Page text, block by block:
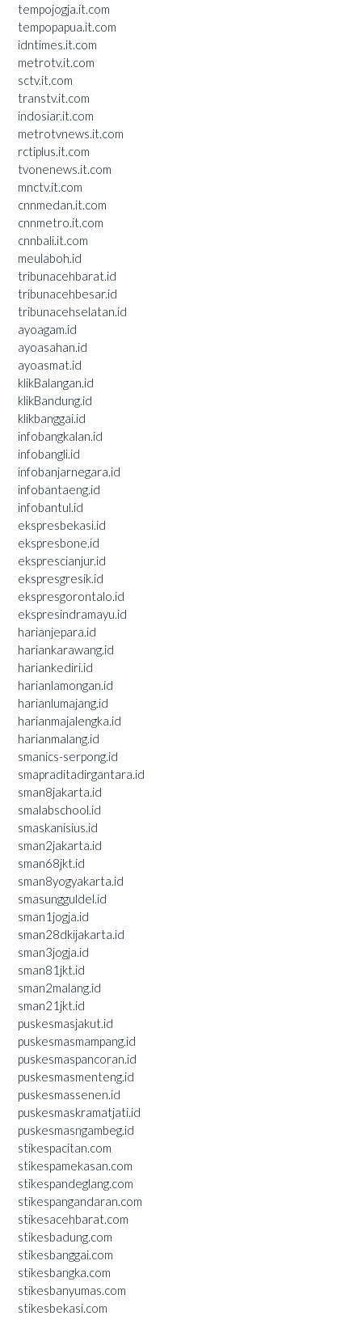
tempojogja.it.com
tempopapua.it.com
idntimes.it.com
metrotv.it.com
sctv.it.com
transtv.it.com
indosiar.it.com
metrotvnews.it.com
rctiplus.it.com
tvonenews.it.com
mnctv.it.com
cnnmedan.it.com
cnnmetro.it.com
cnnbali.it.com
meulaboh.id
tribunacehbarat.id
tribunacehbesar.id
tribunacehselatan.id
ayoagam.id
ayoasahan.id
ayoasmat.id
klikBalangan.id
klikBandung.id
klikbanggai.id
infobangkalan.id
infobangli.id
infobanjarnegara.id
infobantaeng.id
infobantul.id
ekspresbekasi.id
ekspresbone.id
eksprescianjur.id
ekspresgresik.id
ekspresgorontalo.id
ekspresindramayu.id
harianjepara.id
hariankarawang.id
hariankediri.id
harianlamongan.id
harianlumajang.id
harianmajalengka.id
harianmalang.id
smanics-serpong.id
smapraditadirgantara.id
sman8jakarta.id
smalabschool.id
smaskanisius.id
sman2jakarta.id
sman68jkt.id
sman8yogyakarta.id
smasungguldel.id
sman1jogja.id
sman28dkijakarta.id
sman3jogja.id
sman81jkt.id
sman2malang.id
sman21jkt.id
puskesmasjakut.id
puskesmasmampang.id
puskesmaspancoran.id
puskesmasmenteng.id
puskesmassenen.id
puskesmaskramatjati.id
puskesmasngambeg.id
stikespacitan.com
stikespamekasan.com
stikespandeglang.com
stikespangandaran.com
stikesacehbarat.com
stikesbadung.com
stikesbanggai.com
stikesbangka.com
stikesbanyumas.com
stikesbekasi.com